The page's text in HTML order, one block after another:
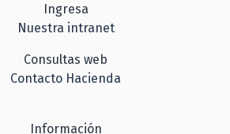
Ingresa
Nuestra intranet
Consultas web
Contacto Hacienda
Información